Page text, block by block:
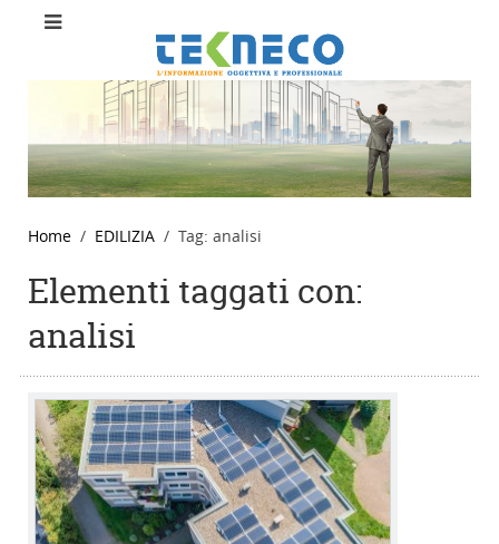
Home EDILIZIA Tag: analisi
Elementi taggati con:
analisi